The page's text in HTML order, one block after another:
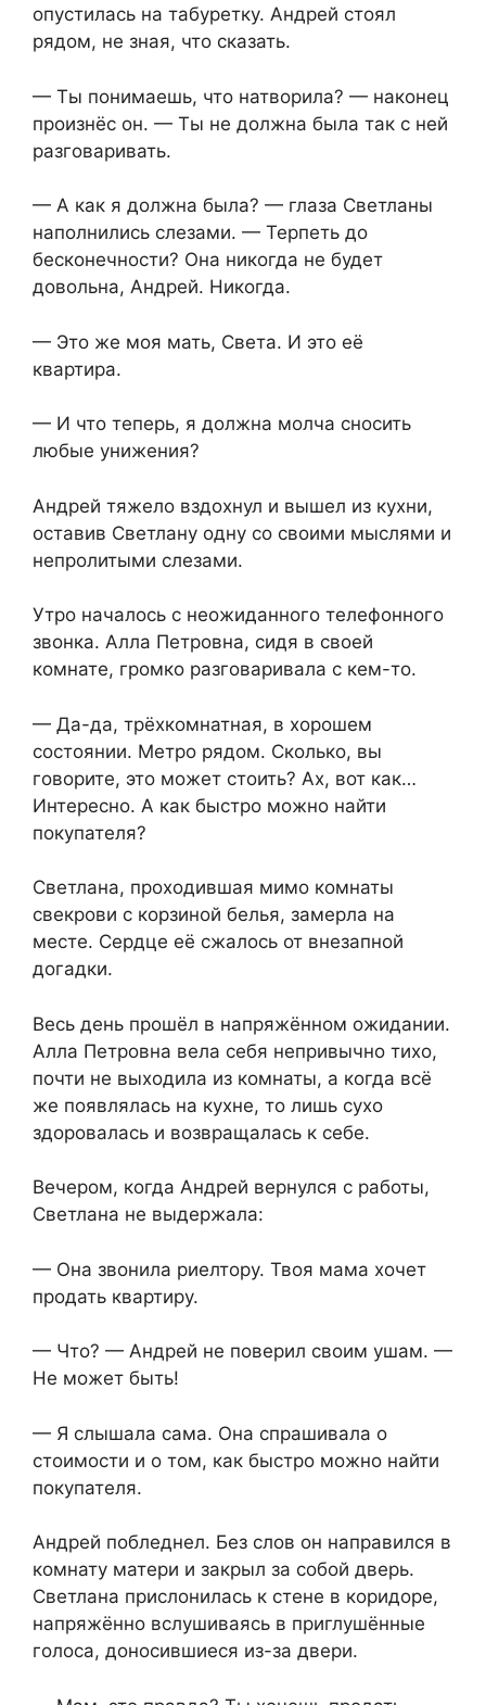
опустилась на табуретку. Андрей стоял
рядом, не зная, что сказать.
— Ты понимаешь, что натворила? — наконец
произнёс он. — Ты не должна была так с ней
разговаривать.
— А как я должна была? — глаза Светланы
наполнились слезами. — Терпеть до
бесконечности? Она никогда не будет
довольна, Андрей. Никогда.
— Это же моя мать, Света. И это её
квартира.
— И что теперь, я должна молча сносить
любые унижения?
Андрей тяжело вздохнул и вышел из кухни,
оставив Светлану одну со своими мыслями и
непролитыми слезами.
Утро началось с неожиданного телефонного
звонка. Алла Петровна, сидя в своей
комнате, громко разговаривала с кем-то.
— Да-да, трёхкомнатная, в хорошем
состоянии. Метро рядом. Сколько, вы
говорите, это может стоить? Ах, вот как…
Интересно. А как быстро можно найти
покупателя?
Светлана, проходившая мимо комнаты
свекрови с корзиной белья, замерла на
месте. Сердце её сжалось от внезапной
догадки.
Весь день прошёл в напряжённом ожидании.
Алла Петровна вела себя непривычно тихо,
почти не выходила из комнаты, а когда всё
же появлялась на кухне, то лишь сухо
здоровалась и возвращалась к себе.
Вечером, когда Андрей вернулся с работы,
Светлана не выдержала:
— Она звонила риелтору. Твоя мама хочет
продать квартиру.
— Что? — Андрей не поверил своим ушам. —
Не может быть!
— Я слышала сама. Она спрашивала о
стоимости и о том, как быстро можно найти
покупателя.
Андрей побледнел. Без слов он направился в
комнату матери и закрыл за собой дверь.
Светлана прислонилась к стене в коридоре,
напряжённо вслушиваясь в приглушённые
голоса, доносившиеся из-за двери.